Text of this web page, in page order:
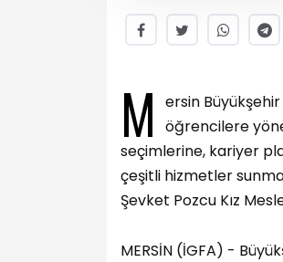
M
ersin
öğrencilere
seçimlerine, kariyer
çeşitli hizmetler
Şevket Pozcu Kız
MERSİN (İGFA) -